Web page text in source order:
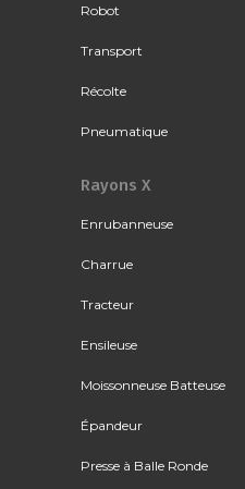
Robot
Transport
Récolte
Pneumatique
Rayons X
Enrubanneuse
Charrue
Tracteur
Ensileuse
Moissonneuse Batteuse
Épandeur
Presse à Balle Ronde